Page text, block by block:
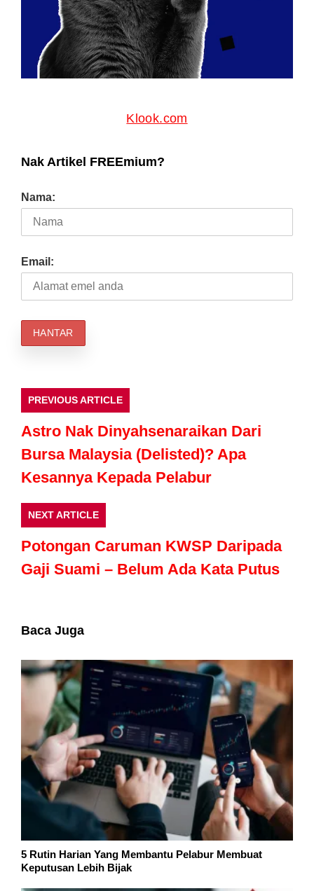
Klook.com
Nak Artikel FREEmium?
Nama:
Email:
PREVIOUS ARTICLE
Astro Nak Dinyahsenaraikan Dari
Bursa Malaysia (Delisted)? Apa
Kesannya Kepada Pelabur
NEXT ARTICLE
Potongan Caruman KWSP Daripada
Gaji Suami – Belum Ada Kata Putus
Baca Juga
5 Rutin Harian Yang Membantu Pelabur Membuat
Keputusan Lebih Bijak